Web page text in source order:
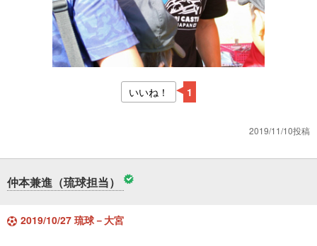
いいね！ 1
2019/11/10投稿
仲本兼進（琉球担当）
2019/10/27 琉球－大宮